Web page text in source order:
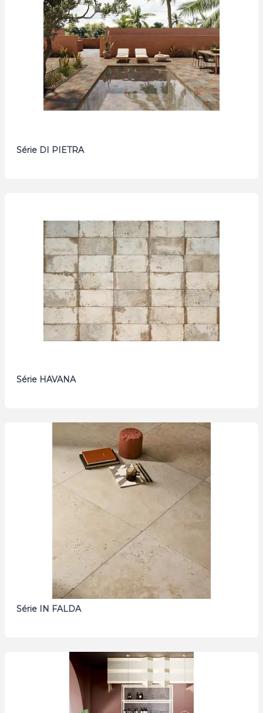
Série DI PIETRA
Série HAVANA
Série IN FALDA